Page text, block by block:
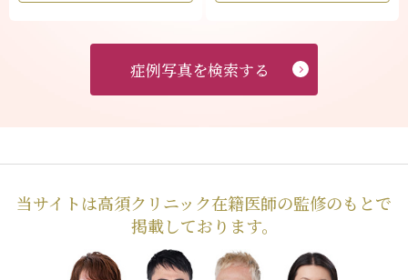
症例写真を検索する
当サイトは高須クリニック在籍医師の監修のもとで
掲載しております。